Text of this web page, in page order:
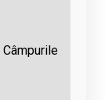
Câmpurile